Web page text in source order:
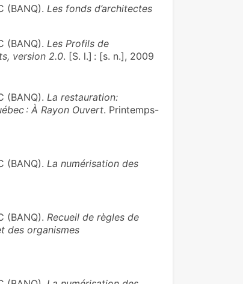
(BANQ). Les fonds d’architectes
(BANQ). Les Profils de
version 2.0. [S. l.] : [s. n.], 2009
(BANQ). La restauration:
: À Rayon Ouvert. Printemps-
(BANQ). La numérisation des
(BANQ). Recueil de règles de
des organismes